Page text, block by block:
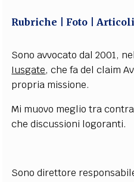
Rubriche Foto Articoli
Sono avvocato dal 2001,
Iusgate, che fa del claim
propria missione.
Mi muovo meglio tra
che discussioni logoranti.
Sono direttore